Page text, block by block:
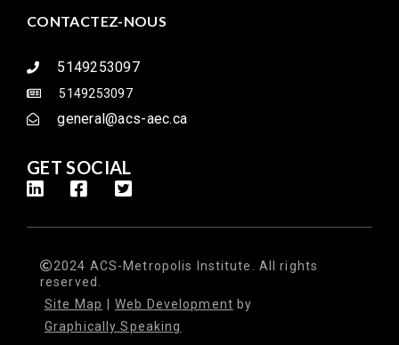
CONTACTEZ-NOUS
5149253097
5149253097
general@acs-aec.ca
GET SOCIAL
2024 ACS-Metropolis Institute. All rights
reserved.
Site Map
Web Development by
Graphically Speaking